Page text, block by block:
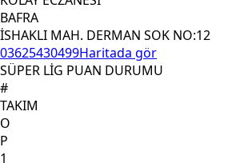
BAFRA
İSHAKLI MAH. DERMAN SOK NO:12
03625430499Haritada gör
SÜPER LİG PUAN DURUMU
#
TAKIM
O
P
1